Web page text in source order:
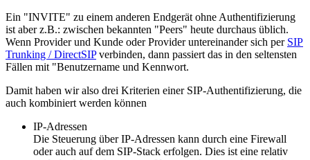
Ein "INVITE" zu einem anderen Endgerät ohne Authentifizierung
ist aber z.B.: zwischen bekannten "Peers" heute durchaus üblich.
Wenn Provider und Kunde oder Provider untereinander sich per SIP
Trunking / DirectSIPverbinden, dann passiert das in den seltensten
Fällen mit "Benutzername und Kennwort.
Damit haben wir also drei Kriterien einer SIP-Authentifizierung, die
auch kombiniert werden können
IP-Adressen
Die Steuerung über IP-Adressen kann durch eine Firewall
oder auch auf dem SIP-Stack erfolgen. Dies ist eine relativ